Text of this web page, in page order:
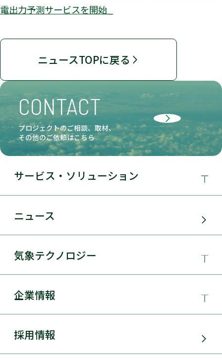
電出力予測サービスを開始_
ニュースTOPに戻る
CONTACT
プロジェクトのご相談、取材、
その他のご依頼はこちら
サービス・ソリューション
サービス・ソリューション
太陽光発電
環境アセスメント
ニュース
気象テクノロジー
気象テクノロジー
総合数値気象予測システムSYNFOS
企業情報
日本気象協会とは
組織概要
採用情報